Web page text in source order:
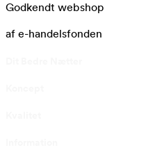
Godkendt webshop
af e-handelsfonden